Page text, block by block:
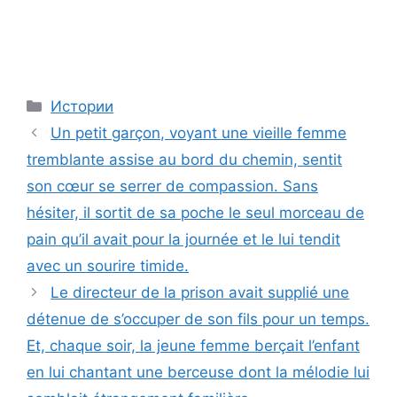
Categories
Истории
Un petit garçon, voyant une vieille femme
tremblante assise au bord du chemin, sentit
son cœur se serrer de compassion. Sans
hésiter, il sortit de sa poche le seul morceau de
pain qu’il avait pour la journée et le lui tendit
avec un sourire timide.
Le directeur de la prison avait supplié une
détenue de s’occuper de son fils pour un temps.
Et, chaque soir, la jeune femme berçait l’enfant
en lui chantant une berceuse dont la mélodie lui